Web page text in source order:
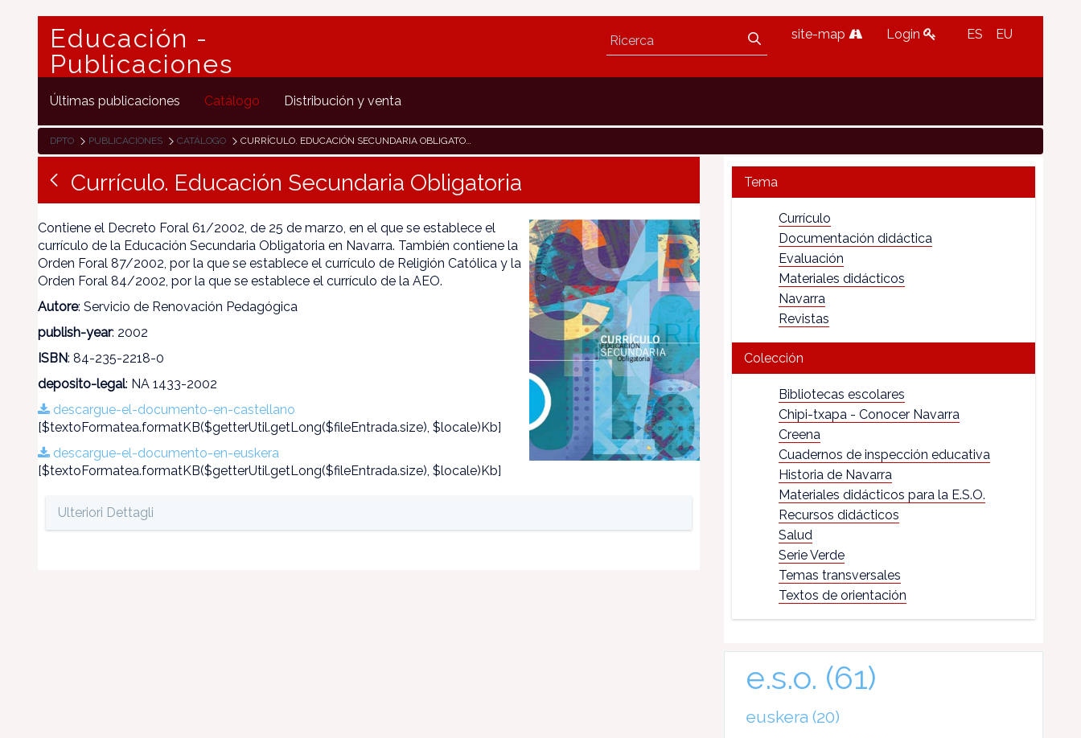
Educación -
Publicaciones
site-map Login ES EU
Últimas publicaciones Catálogo Distribución y venta
DPTO PUBLICACIONES CATÁLOGO CURRÍCULO. EDUCACIÓN SECUNDARIA OBLIGATORIA
Currículo. Educación Secundaria Obligatoria
Contiene el Decreto Foral 61/2002, de 25 de marzo, en el que se establece el
currículo de la Educación Secundaria Obligatoria en Navarra. También contiene la
Orden Foral 87/2002, por la que se establece el currículo de Religión Católica y la
Orden Foral 84/2002, por la que se establece el currículo de la AEO.
Autore: Servicio de Renovación Pedagógica
publish-year: 2002
ISBN: 84-235-2218-0
deposito-legal: NA 1433-2002
descargue-el-documento-en-castellano
[$textoFormatea.formatKB($getterUtil.getLong($fileEntrada.size), $locale)Kb]
descargue-el-documento-en-euskera
[$textoFormatea.formatKB($getterUtil.getLong($fileEntrada.size), $locale)Kb]
Ulteriori Dettagli
Tema
Currículo
Documentación didáctica
Evaluación
Materiales didácticos
Navarra
Revistas
Colección
Bibliotecas escolares
Chipi-txapa - Conocer Navarra
Creena
Cuadernos de inspección educativa
Historia de Navarra
Materiales didácticos para la E.S.O.
Recursos didácticos
Salud
Serie Verde
Temas transversales
Textos de orientación
e.s.o. (61)
euskera (20)